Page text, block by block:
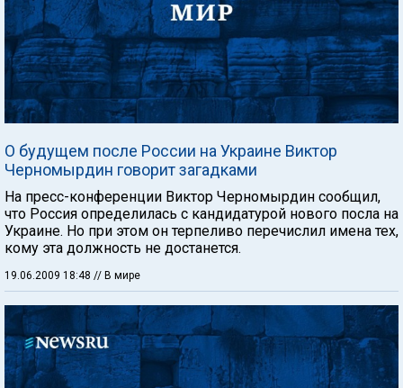
О будущем после России на Украине Виктор
Черномырдин говорит загадками
На пресс-конференции Виктор Черномырдин сообщил,
что Россия определилась с кандидатурой нового посла на
Украине. Но при этом он терпеливо перечислил имена тех,
кому эта должность не достанется.
19.06.2009 18:48 // В мире